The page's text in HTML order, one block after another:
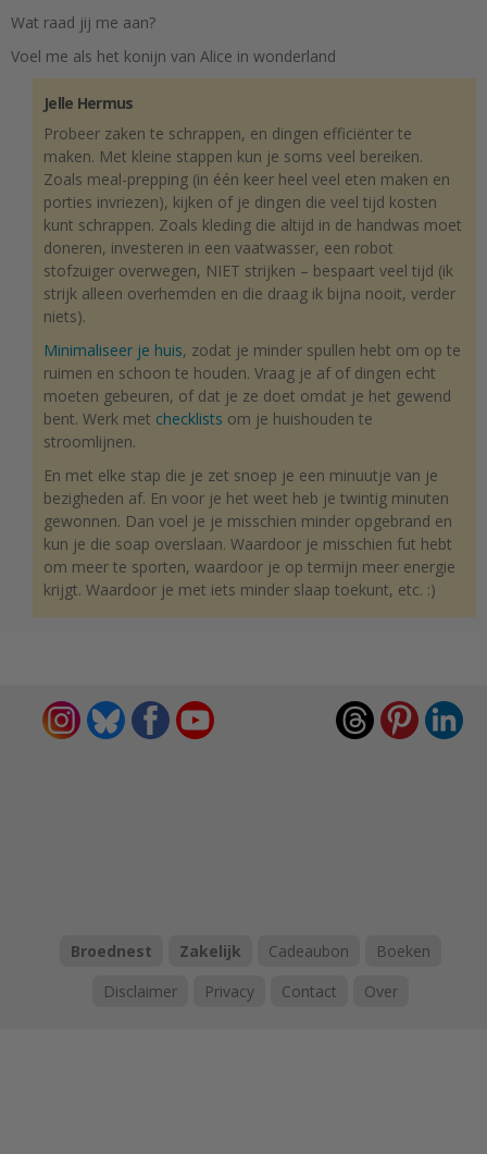
Wat raad jij me aan?
Voel me als het konijn van Alice in wonderland
Jelle Hermus
Probeer zaken te schrappen, en dingen efficiënter te
maken. Met kleine stappen kun je soms veel bereiken.
Zoals meal-prepping (in één keer heel veel eten maken en
porties invriezen), kijken of je dingen die veel tijd kosten
kunt schrappen. Zoals kleding die altijd in de handwas moet
doneren, investeren in een vaatwasser, een robot
stofzuiger overwegen, NIET strijken – bespaart veel tijd (ik
strijk alleen overhemden en die draag ik bijna nooit, verder
niets).
Minimaliseer je huis, zodat je minder spullen hebt om op te
ruimen en schoon te houden. Vraag je af of dingen echt
moeten gebeuren, of dat je ze doet omdat je het gewend
bent. Werk met checklists om je huishouden te
stroomlijnen.
En met elke stap die je zet snoep je een minuutje van je
bezigheden af. En voor je het weet heb je twintig minuten
gewonnen. Dan voel je je misschien minder opgebrand en
kun je die soap overslaan. Waardoor je misschien fut hebt
om meer te sporten, waardoor je op termijn meer energie
krijgt. Waardoor je met iets minder slaap toekunt, etc. :)
Broednest Zakelijk Cadeaubon
Boeken
Disclaimer
Privacy Contact Over